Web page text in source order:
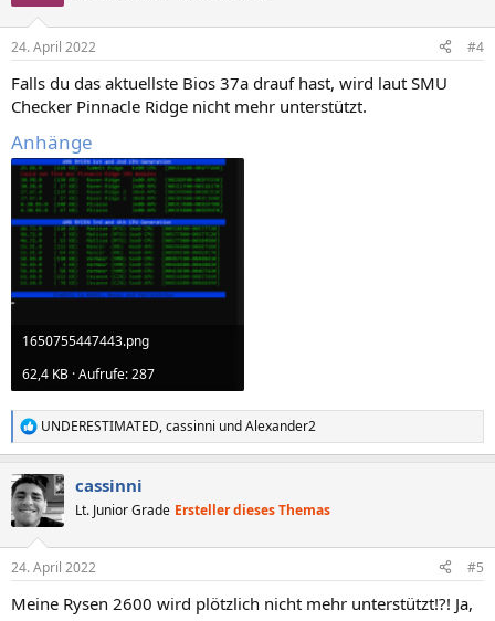
24. April 2022 #4
Falls du das aktuellste Bios 37a drauf hast, wird laut SMU
Checker Pinnacle Ridge nicht mehr unterstützt.
Anhänge
1650755447443.png
62,4 KB · Aufrufe: 287
R
e
k
t
i
e
:
UNDERESTIMATED,cassinni undAlexander2
cassinni
Lt. Junior Grade Ersteller dieses Themas
24. April 2022 #5
Meine Rysen 2600 wird plötzlich nicht mehr unterstützt!?! Ja,